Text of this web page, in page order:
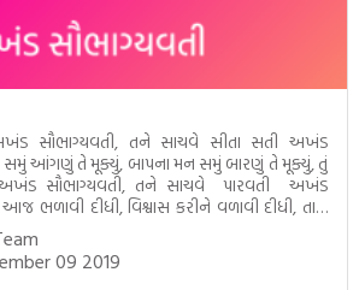
સૌભાગ્યવતી, તને સાચવે સીતા સતી અખંડ
સમું આંગણું તે મૂક્યું, બાપના મન સમું બારણું તે મૂક્યું, તું
અખંડ સૌભાગ્યવતી, તને સાચવે પારવતી અખંડ
ભળાવી દીધી, વિશ્વાસ કરીને વળાવી દીધી, તારો
તને સાચવે સીતા સતી અખંડ […]
09 2019